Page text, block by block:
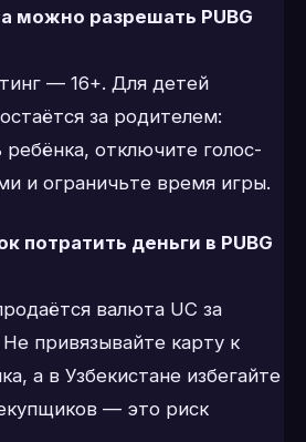
можно разрешать PUBG
— 16+. Для детей
за родителем:
ребёнка, отключите голос-
и ограничьте время игры.
потратить деньги в PUBG
валюта UC за
привязывайте карту к
а в Узбекистане избегайте
— это риск